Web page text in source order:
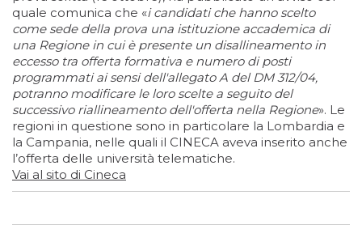
quale comunica che «i candidati che hanno scelto
come sede della prova una istituzione accademica di
una Regione in cui è presente un disallineamento in
eccesso tra offerta formativa e numero di posti
programmati ai sensi dell'allegato A del DM 312/04,
potranno modificare le loro scelte a seguito del
successivo riallineamento dell'offerta nella Regione». Le
regioni in questione sono in particolare la Lombardia e
la Campania, nelle quali il CINECA aveva inserito anche
l’offerta delle università telematiche.
Vai al sito di Cineca